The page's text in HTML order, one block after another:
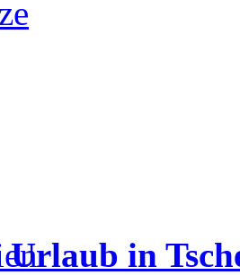
Urlaub in